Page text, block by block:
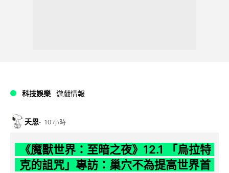
科技娛樂 遊戲情報
天恩 10 小時
《魔獸世界：至暗之夜》12.1 「烏拉特
克的詛咒」專訪：巢穴不為提高世界首